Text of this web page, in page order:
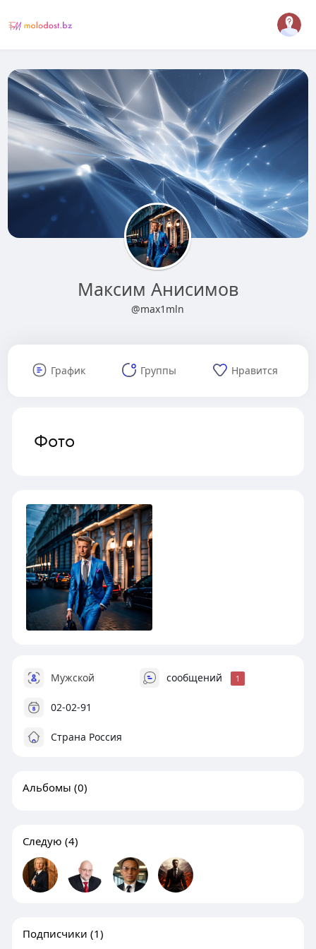
Максим Анисимов
@max1mln
График Группы Нравится
Фото
Мужской сообщений 1
02-02-91
Страна Россия
Альбомы (0)
Следую (4)
Подписчики (1)